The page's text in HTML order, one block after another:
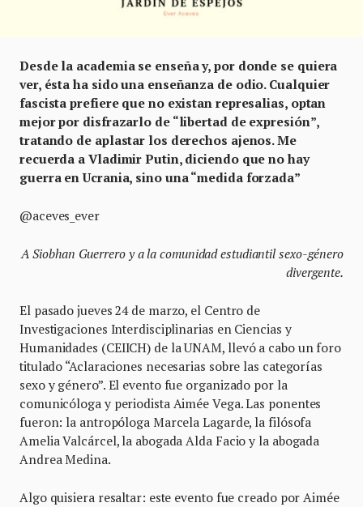
Desde la academia se enseña y, por donde se quiera
ver, ésta ha sido una enseñanza de odio. Cualquier
fascista prefiere que no existan represalias, optan
mejor por disfrazarlo de “libertad de expresión”,
tratando de aplastar los derechos ajenos. Me
recuerda a Vladimir Putin, diciendo que no hay
guerra en Ucrania, sino una “medida forzada”
@aceves_ever
A Siobhan Guerrero y a la comunidad estudiantil sexo-género
divergente.
El pasado jueves 24 de marzo, el Centro de
Investigaciones Interdisciplinarias en Ciencias y
Humanidades (CEIICH) de la UNAM, llevó a cabo un foro
titulado “Aclaraciones necesarias sobre las categorías
sexo y género”. El evento fue organizado por la
comunicóloga y periodista Aimée Vega. Las ponentes
fueron: la antropóloga Marcela Lagarde, la filósofa
Amelia Valcárcel, la abogada Alda Facio y la abogada
Andrea Medina.
Algo quisiera resaltar: este evento fue creado por Aimée